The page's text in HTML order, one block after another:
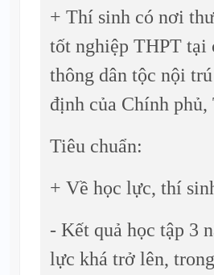
+ Thí sinh có nơi
tốt nghiệp THPT tại
thông dân tộc nội
định của Chính
Tiêu chuẩn:
+ Về học lực, thí
- Kết quả học tập 3
lực khá trở lên,